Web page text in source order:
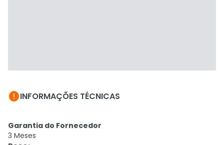
INFORMAÇÕES TÉCNICAS
Garantia do Fornecedor
3 Meses